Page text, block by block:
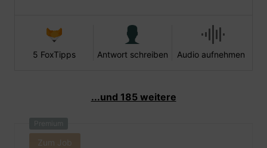
5 FoxTipps Antwort schreiben Audio aufnehmen
...und 185 weitere
Premium
Zum Job